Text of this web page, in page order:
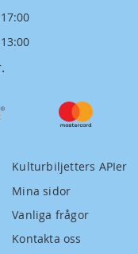
.
Kulturbiljetters APIer
Mina sidor
Vanliga frågor
Kontakta oss